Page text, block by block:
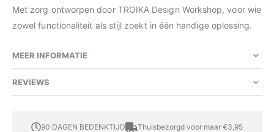
Met zorg ontworpen door TROIKA Design Workshop, voor wie
zowel functionaliteit als stijl zoekt in één handige oplossing.
MEER INFORMATIE
REVIEWS
90 DAGEN BEDENKTIJD
Thuisbezorgd voor maar €3,95